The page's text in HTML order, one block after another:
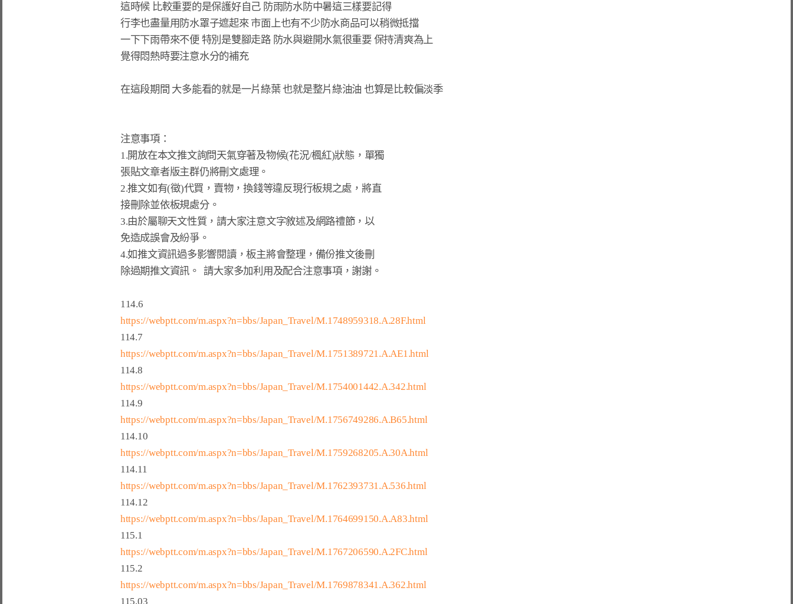
這時候 比較重要的是保護好自己 防雨防水防中暑這三樣要記得
行李也盡量用防水罩子遮起來 市面上也有不少防水商品可以稍微抵擋
一下下雨帶來不便 特別是雙腳走路 防水與避開水氣很重要 保持清爽為上
覺得悶熱時要注意水分的補充
在這段期間 大多能看的就是一片綠葉 也就是整片綠油油 也算是比較偏淡季
注意事項：
1.開放在本文推文詢問天氣穿著及物候(花況/楓紅)狀態，單獨
張貼文章者版主群仍將刪文處理。
2.推文如有(徵)代買，賣物，換錢等違反現行板規之處，將直
接刪除並依板規處分。
3.由於屬聊天文性質，請大家注意文字敘述及網路禮節，以
免造成誤會及紛爭。
4.如推文資訊過多影響閱讀，板主將會整理，備份推文後刪
除過期推文資訊。  請大家多加利用及配合注意事項，謝謝。
https://webptt.com/m.aspx?n=bbs/Japan_Travel/M.1748959318.A.28F.html
https://webptt.com/m.aspx?n=bbs/Japan_Travel/M.1751389721.A.AE1.html
https://webptt.com/m.aspx?n=bbs/Japan_Travel/M.1754001442.A.342.html
https://webptt.com/m.aspx?n=bbs/Japan_Travel/M.1756749286.A.B65.html
https://webptt.com/m.aspx?n=bbs/Japan_Travel/M.1759268205.A.30A.html
https://webptt.com/m.aspx?n=bbs/Japan_Travel/M.1762393731.A.536.html
https://webptt.com/m.aspx?n=bbs/Japan_Travel/M.1764699150.A.A83.html
https://webptt.com/m.aspx?n=bbs/Japan_Travel/M.1767206590.A.2FC.html
https://webptt.com/m.aspx?n=bbs/Japan_Travel/M.1769878341.A.362.html